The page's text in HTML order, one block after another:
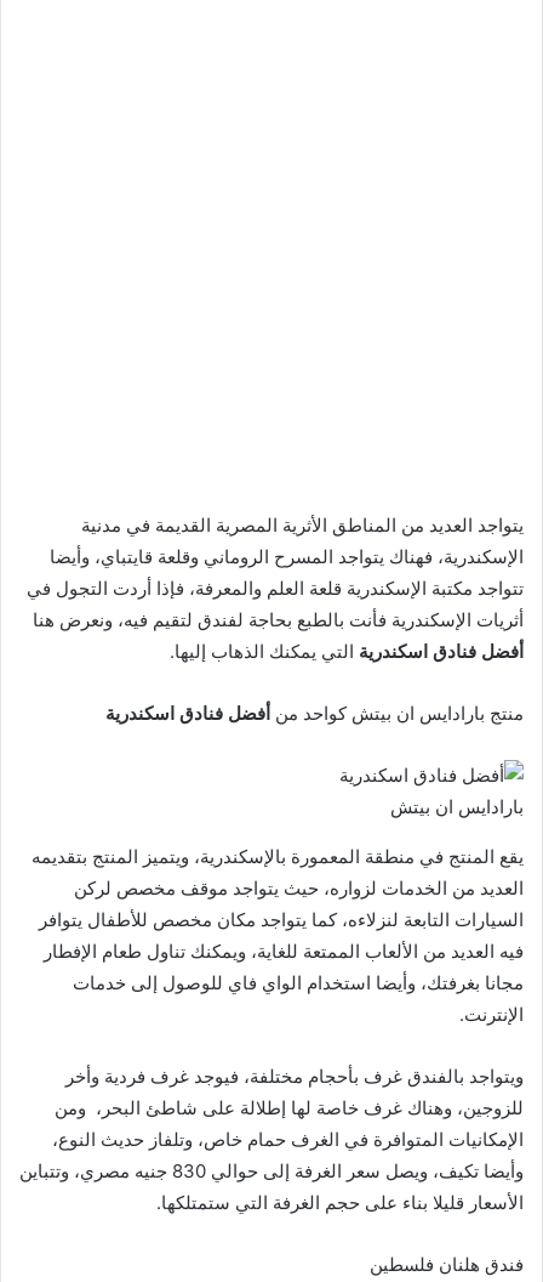
يتواجد العديد من المناطق الأثرية المصرية القديمة في مدنية
الإسكندرية، فهناك يتواجد المسرح الروماني وقلعة قايتباي، وأيضا
تتواجد مكتبة الإسكندرية قلعة العلم والمعرفة، فإذا أردت التجول في
أثريات الإسكندرية فأنت بالطبع بحاجة لفندق لتقيم فيه، ونعرض هنا
أفضل فنادق اسكندرية التي يمكنك الذهاب إليها.
منتج بارادايس ان بيتش كواحد من أفضل فنادق اسكندرية
بارادايس ان بيتش
يقع المنتج في منطقة المعمورة بالإسكندرية، ويتميز المنتج بتقديمه
العديد من الخدمات لزواره، حيث يتواجد موقف مخصص لركن
السيارات التابعة لنزلاءه، كما يتواجد مكان مخصص للأطفال يتوافر
فيه العديد من الألعاب الممتعة للغاية، ويمكنك تناول طعام الإفطار
مجانا بغرفتك، وأيضا استخدام الواي فاي للوصول إلى خدمات
الإنترنت.
ويتواجد بالفندق غرف بأحجام مختلفة، فيوجد غرف فردية وأخر
للزوجين، وهناك غرف خاصة لها إطلالة على شاطئ البحر، ومن
الإمكانيات المتوافرة في الغرف حمام خاص، وتلفاز حديث النوع،
وأيضا تكيف، ويصل سعر الغرفة إلى حوالي 830 جنيه مصري، وتتباين
الأسعار قليلا بناء على حجم الغرفة التي ستمتلكها.
فندق هلنان فلسطين